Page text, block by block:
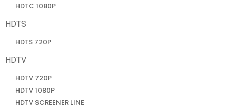
HDTC 1080P
HDTS
HDTS 720P
HDTV
HDTV 720P
HDTV 1080P
HDTV SCREENER LINE